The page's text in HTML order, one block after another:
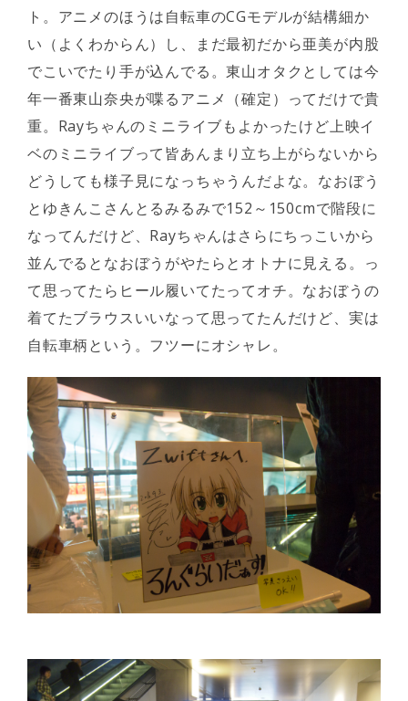
ト。アニメのほうは自転車のCGモデルが結構細か
い（よくわからん）し、まだ最初だから亜美が内股
でこいでたり手が込んでる。東山オタクとしては今
年一番東山奈央が喋るアニメ（確定）ってだけで貴
重。Rayちゃんのミニライブもよかったけど上映イ
ベのミニライブって皆あんまり立ち上がらないから
どうしても様子見になっちゃうんだよな。なおぼう
とゆきんこさんとるみるみで152～150cmで階段に
なってんだけど、Rayちゃんはさらにちっこいから
並んでるとなおぼうがやたらとオトナに見える。っ
て思ってたらヒール履いてたってオチ。なおぼうの
着てたブラウスいいなって思ってたんだけど、実は
自転車柄という。フツーにオシャレ。